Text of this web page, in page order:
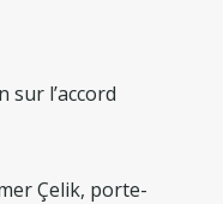
sur l’accord
Çelik, porte-